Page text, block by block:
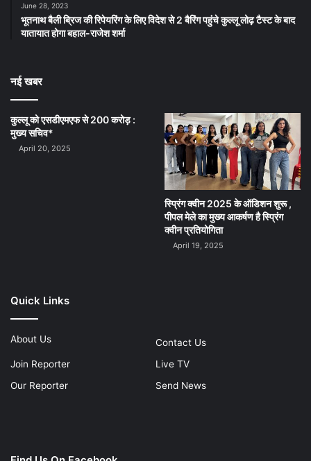
June 28, 2023
भूतनाथ बैली ब्रिज की रिपेयरिंग के लिए विदेश से 2 बैरिंग पहुंचे कुल्लू लोढ़ टैस्ट के बाद
यातायात होगा बहाल-राजेश शर्मा
नई खबर
कुल्लू को एसडीएमएफ से 200 करोड़ :
मुख्य सचिव*
April 20, 2025
स्प्रिंग क्वीन 2025 के ऑडिशन शुरू ,
पीपल मेले का मुख्य आकर्षण है स्प्रिंग
क्वीन प्रतियोगिता
April 19, 2025
Quick Links
About Us
Contact Us
Join Reporter
Live TV
Our Reporter
Send News